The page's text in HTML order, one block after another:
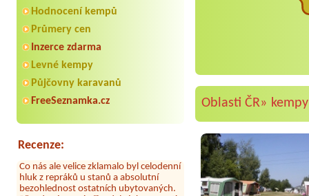
Hodnocení kempů
Průmery cen
Inzerce zdarma
Levné kempy
Půjčovny karavanů
FreeSeznamka.cz
Recenze:
Aneta Melicharová
Byli jsme zde v týdnu od 25.7. do 1.8.
2026. Kemp jako takový je pěkný. V
doplněný papír i utěrky, což při
samozřejmost. V kempu je obchod a
Co nás ale velice zklamalo byl celodenní
bezohlednost ostatních ubytovaných.
Přes den jsem si připadala jak na pouti-
z každého koutu hrála jiná
Oblasti ČR»